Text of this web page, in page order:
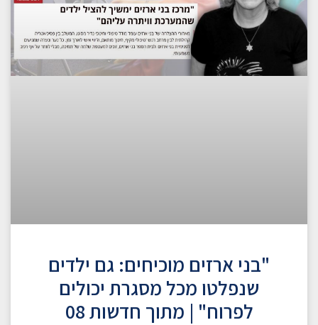
"בני ארזים מוכיחים: גם ילדים
שנפלטו מכל מסגרת יכולים
לפרוח" | מתוך חדשות 08